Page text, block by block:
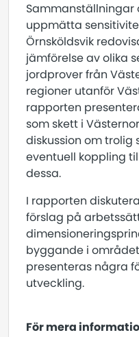
Sammanställningar
uppmätta
Örnsköldsvik
jämförelse av olika
jordprover från
regioner utanför
rapporten
som skett i
diskussion om trolig
eventuell koppling
dessa.
I rapporten
förslag på
byggande i
presenteras några
utveckling.
För mera